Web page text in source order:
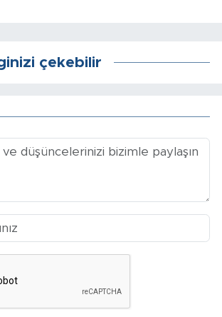
çekebilir